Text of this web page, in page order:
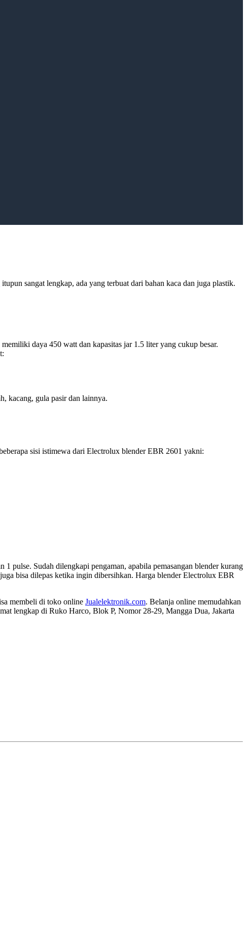
itupun sangat lengkap, ada yang terbuat dari bahan kaca dan juga plastik.
daya 450 watt dan kapasitas jar 1.5 liter yang cukup besar.
kacang, gula pasir dan lainnya.
sisi istimewa dari Electrolux blender EBR 2601 yakni:
pulse. Sudah dilengkapi pengaman, apabila pemasangan blender kurang
bisa dilepas ketika ingin dibersihkan. Harga blender Electrolux EBR
membeli di toko online Jualelektronik.com. Belanja online memudahkan
lengkap di Ruko Harco, Blok P, Nomor 28-29, Mangga Dua, Jakarta